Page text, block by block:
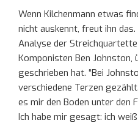
Wenn Kilchenmann etwas
nicht auskennt, freut ihn
Analyse der
Komponisten Ben Johnston,
geschrieben hat. “Bei
verschiedene Terzen
es mir den Boden unter den
Ich habe mir gesagt: ich